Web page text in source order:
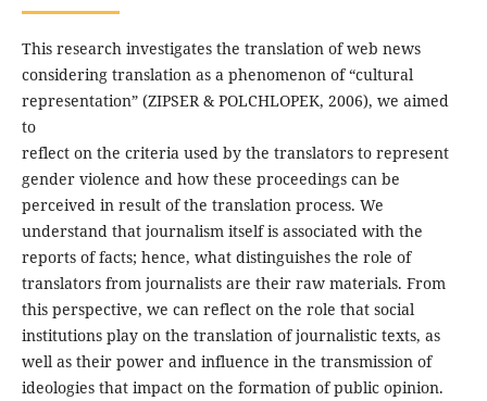
This research investigates the translation of web news
considering translation as a phenomenon of “cultural
representation” (ZIPSER & POLCHLOPEK, 2006), we aimed
to
reflect on the criteria used by the translators to represent
gender violence and how these proceedings can be
perceived in result of the translation process. We
understand that journalism itself is associated with the
reports of facts; hence, what distinguishes the role of
translators from journalists are their raw materials. From
this perspective, we can reflect on the role that social
institutions play on the translation of journalistic texts, as
well as their power and influence in the transmission of
ideologies that impact on the formation of public opinion.